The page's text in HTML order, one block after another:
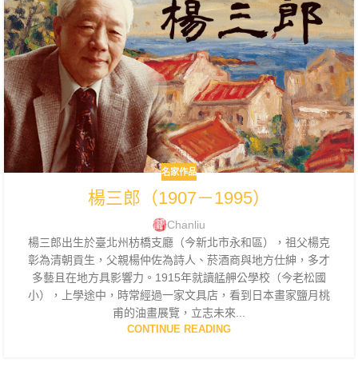
名家作品
楊三郎（1907－1995）
Chanliu
楊三郎出生於臺北州枋橋支廳（今新北市永和區），祖父楊克
彰為清朝貢生，父親楊仲佐為詩人、菸酒商與地方仕紳，多才
多藝且在地方具影響力。1915年就讀艋舺公學校（今老松國
小），上學途中，時常經過一家文具店，看到日本畫家鹽月桃
甫的油畫展覽，立志未來...
CONTINUE READING